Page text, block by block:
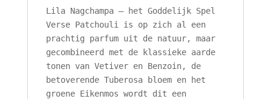
Lila Nagchampa – het Goddelijk Spel
Verse Patchouli is op zich al een
prachtig parfum uit de natuur, maar
gecombineerd met de klassieke aarde
tonen van Vetiver en Benzoin, de
betoverende Tuberosa bloem en het
groene Eikenmos wordt dit een